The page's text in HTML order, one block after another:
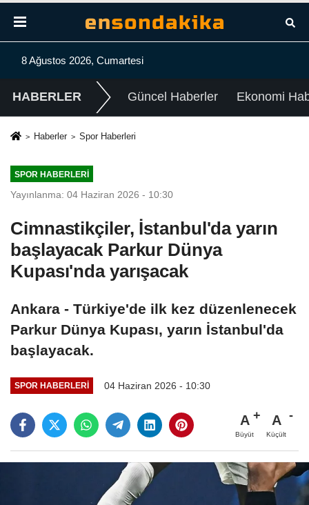
8 Ağustos 2026, Cumartesi
HABERLER Güncel Haberler Ekonomi
Haberler Spor Haberleri
SPOR HABERLERI
Yayınlanma: 04 Haziran 2026 - 10:30
Cimnastikçiler, İstanbul'da yarın
başlayacak Parkur Dünya
Kupası'nda yarışacak
Ankara - Türkiye'de ilk kez düzenlenecek
Parkur Dünya Kupası, yarın İstanbul'da
başlayacak.
SPOR HABERLERI 04 Haziran 2026 - 10:30
A
Büyüt
A
Küçült